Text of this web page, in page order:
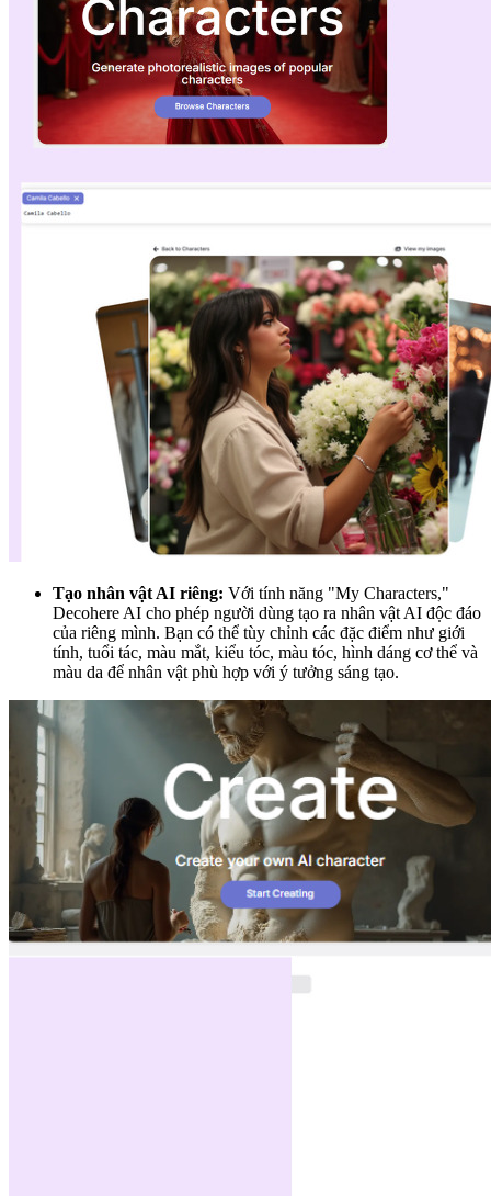
Tạo nhân vật AI riêng: Với tính năng "My Characters,"
Decohere AI cho phép người dùng tạo ra nhân vật AI độc đáo
của riêng mình. Bạn có thể tùy chỉnh các đặc điểm như giới
tính, tuổi tác, màu mắt, kiểu tóc, màu tóc, hình dáng cơ thể và
màu da để nhân vật phù hợp với ý tưởng sáng tạo.